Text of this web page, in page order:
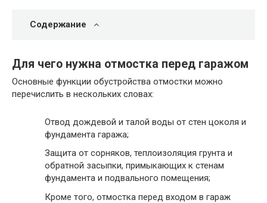
Содержание
Для чего нужна отмостка перед гаражом
Основные функции обустройства отмостки можно
перечислить в нескольких словах:
Отвод дождевой и талой воды от стен цоколя и
фундамента гаража;
Защита от сорняков, теплоизоляция грунта и
обратной засыпки, примыкающих к стенам
фундамента и подвального помещения;
Кроме того, отмостка перед входом в гараж